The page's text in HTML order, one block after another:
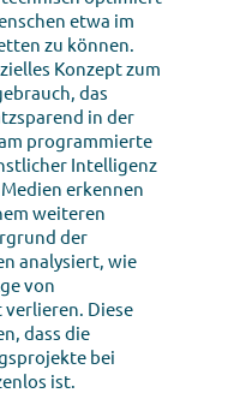
etwa im
zu können.
Konzept zum
das
in der
programmierte
Intelligenz
erkennen
weiteren
der
analysiert, wie
von
Diese
dass die
bei
ist.